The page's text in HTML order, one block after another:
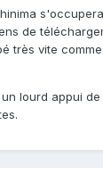
de
très vite
lourd appui